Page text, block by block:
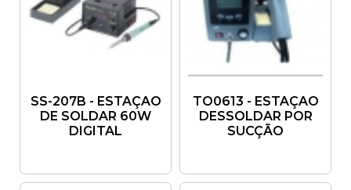
SS-207B - ESTAÇAO
DE SOLDAR 60W
DIGITAL
TO0613 - ESTAÇAO
DESSOLDAR POR
SUCÇÃO